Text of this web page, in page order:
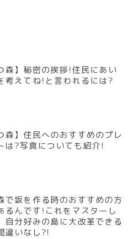
森】秘密の挨拶!住民にあい
考えてね!と言われるには?
森】住民へのおすすめのプレ
は?写真についても紹介!
で坂を作る時のおすすめの方
るんです!これをマスターし
自分好みの島に大改革できる
違いなし?!